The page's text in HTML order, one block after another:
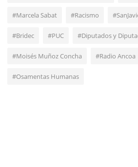
#Marcela Sabat #Racismo
#Bridec #PUC #Diputados y
#Moisés Muñoz Concha #Radio Ancoa
#Osamentas Humanas